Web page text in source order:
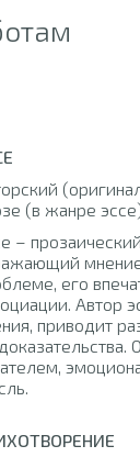
(в жанре
–
его
Автор
приводит